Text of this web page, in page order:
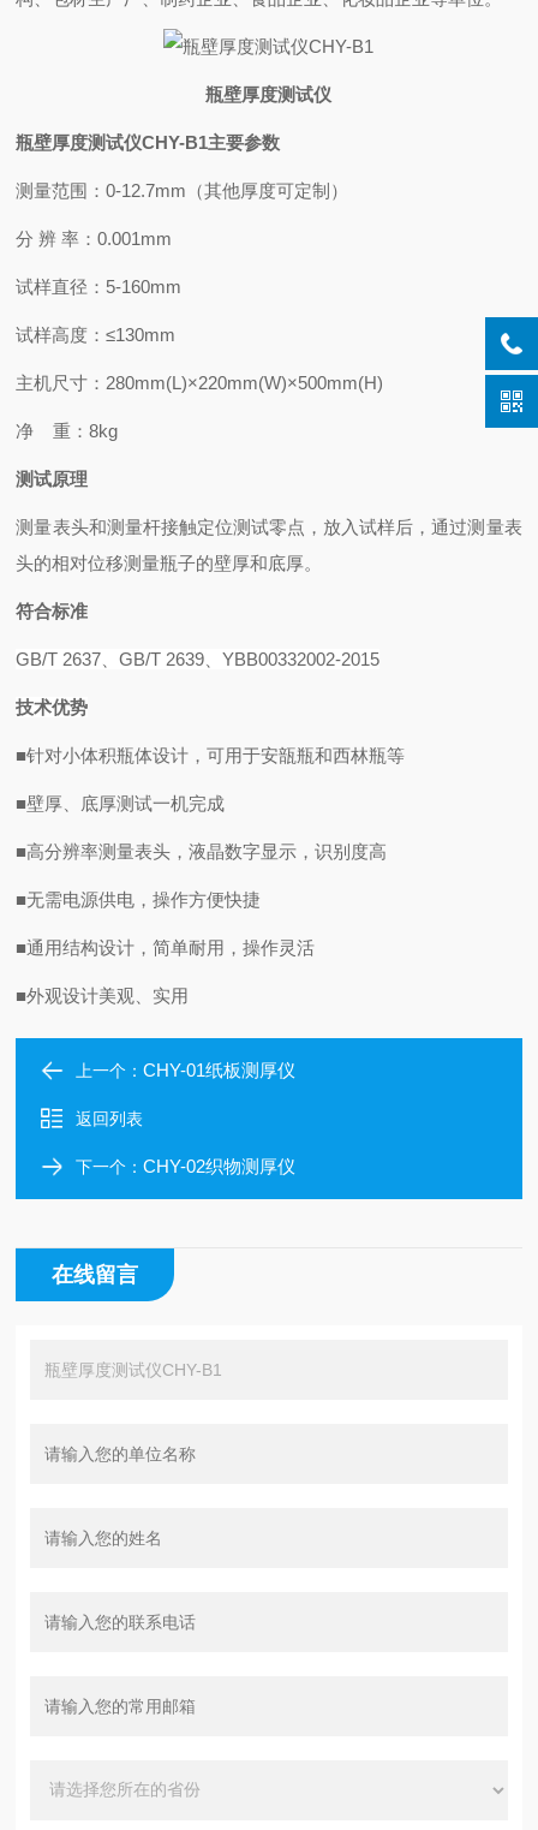
瓶壁厚度测试仪
瓶壁厚度测试仪CHY-B1主要参数
测量范围：0-12.7mm（其他厚度可定制）
分 辨 率：0.001mm
试样直径：5-160mm
试样高度：≤130mm
主机尺寸：280mm(L)×220mm(W)×500mm(H)
净 重：8kg
测试原理
测量表头和测量杆接触定位测试零点，放入试样后，通过测量表
头的相对位移测量瓶子的壁厚和底厚。
符合标准
GB/T 2637 、GB/T 2639、YBB00332002-2015
技术优势
■针对小体积瓶体设计，可用于安瓿瓶和西林瓶等
■壁厚、底厚测试一机完成
■高分辨率测量表头，液晶数字显示，识别度高
■无需电源供电，操作方便快捷
■通用结构设计，简单耐用，操作灵活
■外观设计美观、实用
上一个：CHY-01纸板测厚仪
返回列表
下一个：CHY-02织物测厚仪
在线留言